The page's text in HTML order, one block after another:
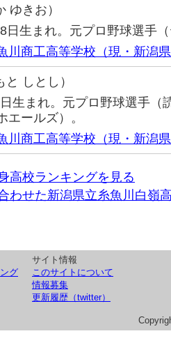
ゆきお）
日生まれ。元プロ野球選手（
川商工高等学校（現・新潟
と しとし）
生まれ。元プロ野球選手
ールズ）。
川商工高等学校（現・新潟
高校ランキングを見る
わせた新潟県立糸魚川白嶺
グ
サイト情報
このサイトについて
情報募集
更新履歴（twitter）